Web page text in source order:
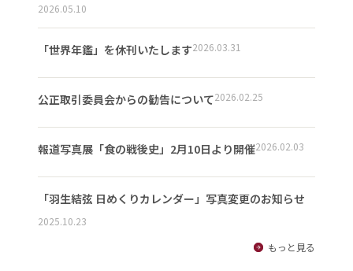
2026.05.10
「世界年鑑」を休刊いたします2026.03.31
公正取引委員会からの勧告について2026.02.25
報道写真展「食の戦後史」2月10日より開催2026.02.03
「羽生結弦 日めくりカレンダー」写真変更のお知らせ
2025.10.23
もっと見る